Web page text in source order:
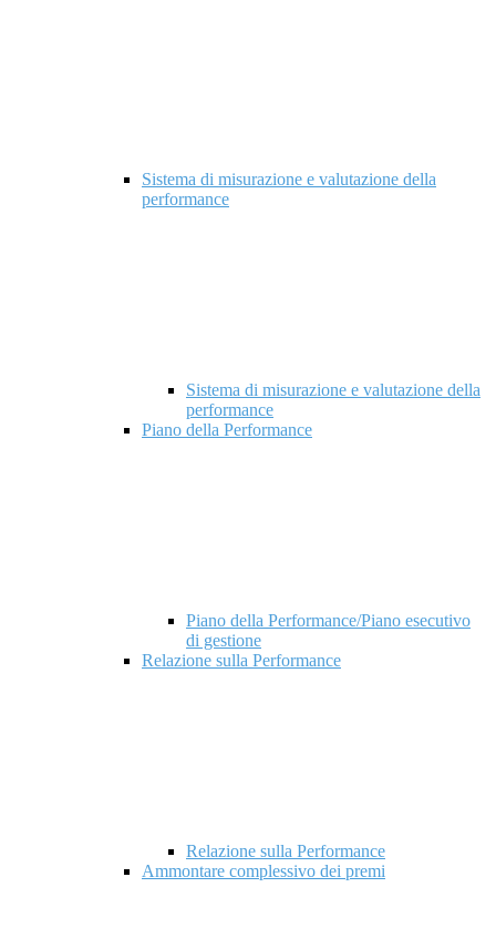
Sistema di misurazione e valutazione della
performance
Sistema di misurazione e valutazione della
performance
Piano della Performance
Piano della Performance/Piano esecutivo
di gestione
Relazione sulla Performance
Relazione sulla Performance
Ammontare complessivo dei premi